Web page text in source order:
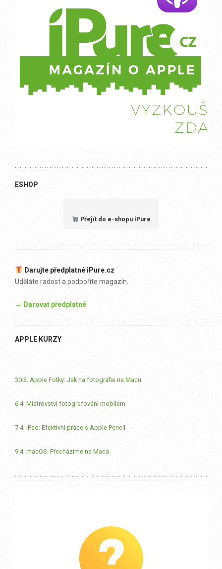
ESHOP
Přejít do e-shopu iPure
Darujte předplatné iPure.cz
Uděláte radost a podpoříte magazín.
→ Darovat předplatné
APPLE KURZY
30.3. Apple Fotky: Jak na fotografie na Macu
6.4. Mistrovství fotografování mobilem
7.4. iPad: Efektivní práce s Apple Pencil
9.4. macOS: Přecházíme na Maca